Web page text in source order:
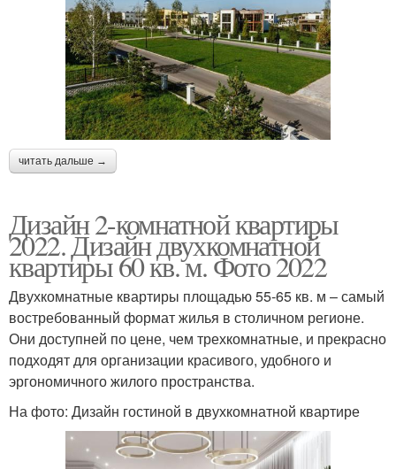
читать дальше →
Дизайн 2-комнатной квартиры
2022. Дизайн двухкомнатной
квартиры 60 кв. м. Фото 2022
Двухкомнатные квартиры площадью 55-65 кв. м – самый
востребованный формат жилья в столичном регионе.
Они доступней по цене, чем трехкомнатные, и прекрасно
подходят для организации красивого, удобного и
эргономичного жилого пространства.
На фото: Дизайн гостиной в двухкомнатной квартире